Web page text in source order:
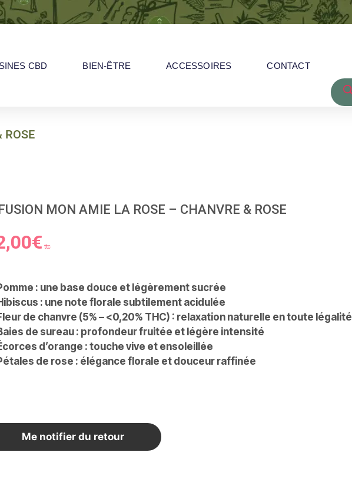
CBD BIEN-ÊTRE ACCESSOIRES CONTACT
ROSE
MON AMIE LA ROSE – CHANVRE & ROSE
€ ttc
: une base douce et légèrement sucrée
: une note florale subtilement acidulée
de chanvre (5% – <0,20% THC) : relaxation naturelle en toute légalité
de sureau : profondeur fruitée et légère intensité
d’orange : touche vive et ensoleillée
de rose : élégance florale et douceur raffinée
Me notifier du retour